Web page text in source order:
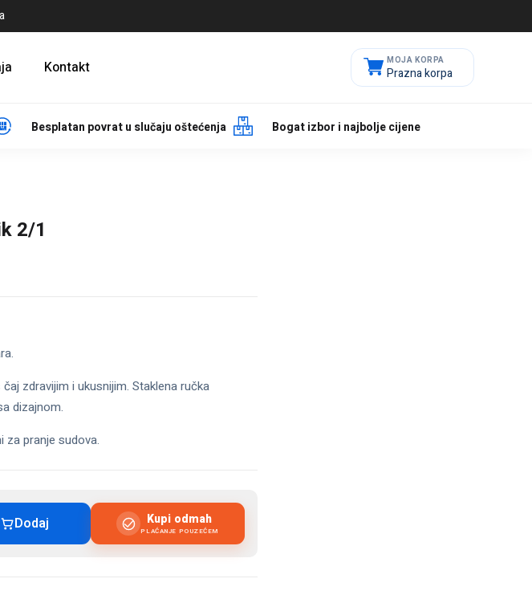
Kontakt Prazna korpa
Besplatan povrat u slučaju oštećenja Bogat izbor i najbolje cijene
2/1
zdravijim i ukusnijim. Staklena ručka
dizajnom.
za pranje sudova.
Dodaj Kupi odmah
PLAĆANJE POUZEĆEM